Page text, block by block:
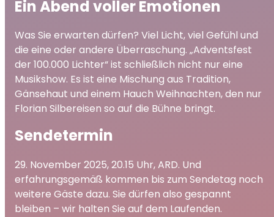
Ein Abend voller Emotionen
Was Sie erwarten dürfen? Viel Licht, viel Gefühl und
die eine oder andere Überraschung. „Adventsfest
der 100.000 Lichter“ ist schließlich nicht nur eine
Musikshow. Es ist eine Mischung aus Tradition,
Gänsehaut und einem Hauch Weihnachten, den nur
Florian Silbereisen so auf die Bühne bringt.
Sendetermin
29. November 2025, 20.15 Uhr, ARD. Und
erfahrungsgemäß kommen bis zum Sendetag noch
weitere Gäste dazu. Sie dürfen also gespannt
bleiben – wir halten Sie auf dem Laufenden.